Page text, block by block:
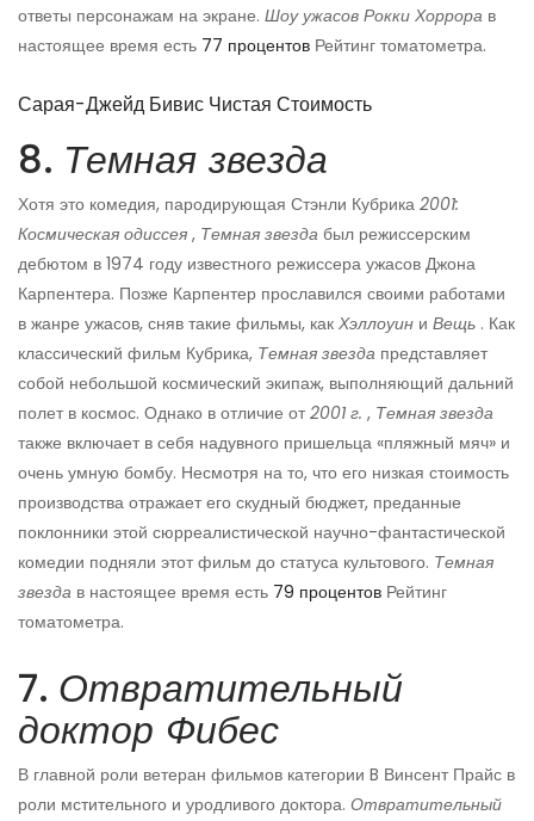
ответы персонажам на экране. Шоу ужасов Рокки Хоррора в
настоящее время есть 77 процентов Рейтинг томатометра.
Сарая-Джейд Бивис Чистая Стоимость
8. Темная звезда
Хотя это комедия, пародирующая Стэнли Кубрика 2001:
Космическая одиссея , Темная звезда был режиссерским
дебютом в 1974 году известного режиссера ужасов Джона
Карпентера. Позже Карпентер прославился своими работами
в жанре ужасов, сняв такие фильмы, как Хэллоуин и Вещь . Как
классический фильм Кубрика, Темная звезда представляет
собой небольшой космический экипаж, выполняющий дальний
полет в космос. Однако в отличие от2001 г. , Темная звезда
также включает в себя надувного пришельца «пляжный мяч» и
очень умную бомбу. Несмотря на то, что его низкая стоимость
производства отражает его скудный бюджет, преданные
поклонники этой сюрреалистической научно-фантастической
комедии подняли этот фильм до статуса культового. Темная
звезда в настоящее время есть 79 процентов Рейтинг
томатометра.
7. Отвратительный
доктор Фибес
В главной роли ветеран фильмов категории B Винсент Прайс в
роли мстительного и уродливого доктора. Отвратительный